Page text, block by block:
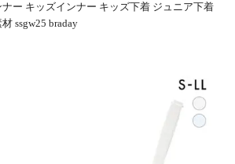
ー キッズインナー キッズ下着 ジュニア下着
ssgw25 braday